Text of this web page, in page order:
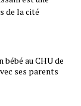
de la cité
bébé au CHU de
ses parents